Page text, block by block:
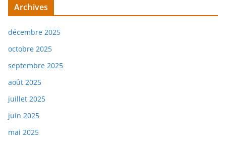
Archives
décembre 2025
octobre 2025
septembre 2025
août 2025
juillet 2025
juin 2025
mai 2025